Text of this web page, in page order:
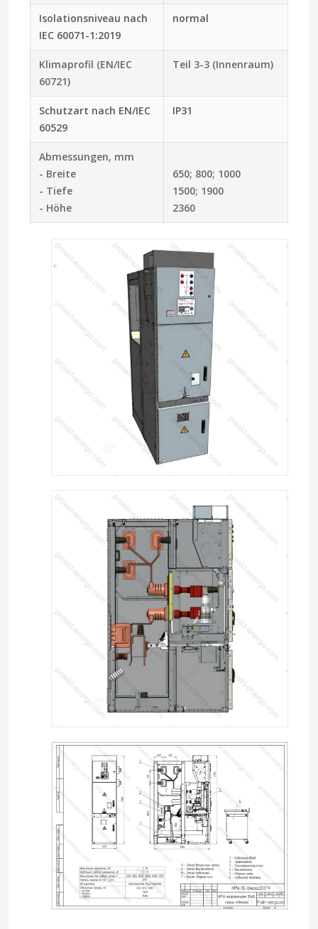
Isolationsniveau nach
IEC 60071-1:2019
normal
Klimaprofil (EN/IEC
60721)
Teil 3-3 (Innenraum)
Schutzart nach EN/IEC
60529
IP31
Abmessungen, mm
- Breite
- Tiefe
- Höhe
650; 800; 1000
1500; 1900
2360